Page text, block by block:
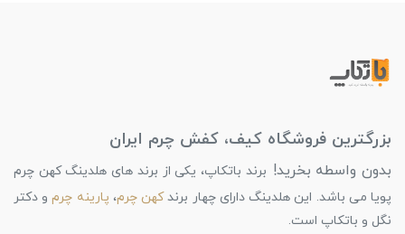
بزرگترین فروشگاه کیف، کفش چرم ایران
بدون واسطه بخرید! برند باتکاپ، یکی از برند های هلدینگ کهن چرم
پویا می باشد. این هلدینگ دارای چهار برندکهن چرم، پارینه چرمو دکتر
نگل و باتکاپ است.